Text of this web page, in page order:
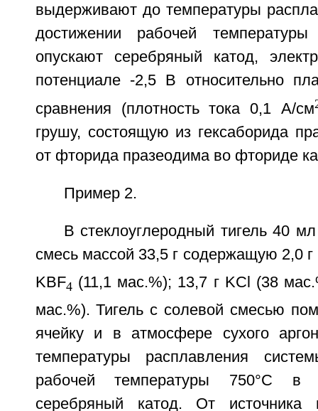
выдерживают до температуры
достижении рабочей
опускают серебряный катод,
потенциале -2,5 В относительно
сравнения (плотность тока 0,1 А/см
грушу, состоящую из гексаборида
от фторида празеодима во фториде
Пример 2.
В стеклоуглеродный тигель 40
смесь массой 33,5 г содержащую 2,0 г
KBF4 (11,1 мас.%); 13,7 г KCl (38
мас.%). Тигель с солевой смесью
ячейку и в атмосфере сухого
температуры расплавления
рабочей температуры 750°С в
серебряный катод. От